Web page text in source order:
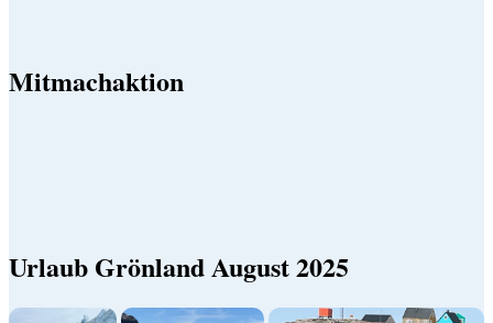
Mitmachaktion
Urlaub Grönland August 2025